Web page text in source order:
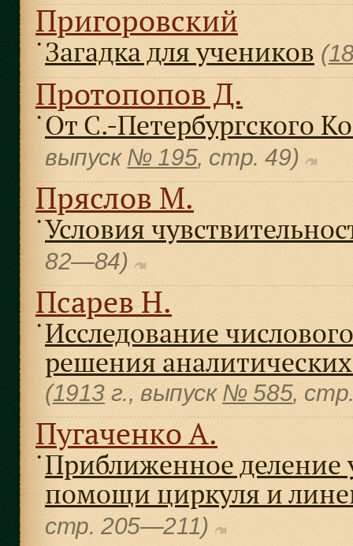
Пригоровский
● Загадка для учеников (
Протопопов Д.
● От С.-Петербургского
выпуск № 195, cтр. 49)
Пряслов М.
● Условия
82—84)
Псарев Н.
● Исследование
решения
(1913 г., выпуск № 585,
Пугаченко А.
● Приближенное деление
помощи циркуля и
cтр. 205—211)